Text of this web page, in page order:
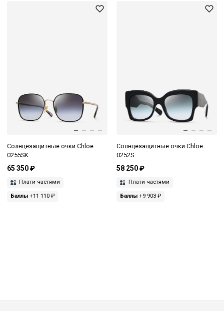
Солнцезащитные очки Chloe
0255SK
65 350 ₽
Плати частями
Баллы +11 110 ₽
Солнцезащитные очки Chloe
0252S
58 250 ₽
Плати частями
Баллы+9 903 ₽